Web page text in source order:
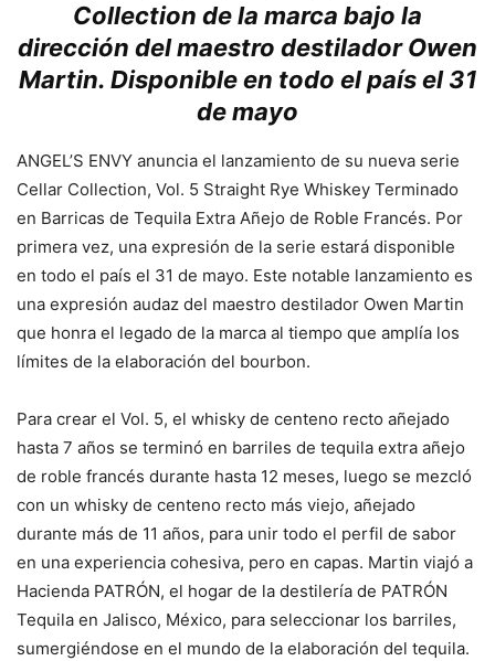
Collection de la marca bajo la
dirección del maestro destilador Owen
Martin. Disponible en todo el país el 31
de mayo
ANGEL’S ENVY anuncia el lanzamiento de su nueva serie
Cellar Collection, Vol. 5 Straight Rye Whiskey Terminado
en Barricas de Tequila Extra Añejo de Roble Francés. Por
primera vez, una expresión de la serie estará disponible
en todo el país el 31 de mayo. Este notable lanzamiento es
una expresión audaz del maestro destilador Owen Martin
que honra el legado de la marca al tiempo que amplía los
límites de la elaboración del bourbon.
Para crear el Vol. 5, el whisky de centeno recto añejado
hasta 7 años se terminó en barriles de tequila extra añejo
de roble francés durante hasta 12 meses, luego se mezcló
con un whisky de centeno recto más viejo, añejado
durante más de 11 años, para unir todo el perfil de sabor
en una experiencia cohesiva, pero en capas. Martin viajó a
Hacienda PATRÓN, el hogar de la destilería de PATRÓN
Tequila en Jalisco, México, para seleccionar los barriles,
sumergiéndose en el mundo de la elaboración del tequila.